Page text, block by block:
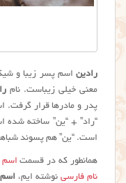
رادین اسم پسر زیبا و
معنی خیلی زیباست. نام
پدر و مادرها قرار
“راد” + “ین” ساخته شده
است. “ین” هم پسوند
همانطور که در قسمت اسم
نام فارسی نوشته ایم،